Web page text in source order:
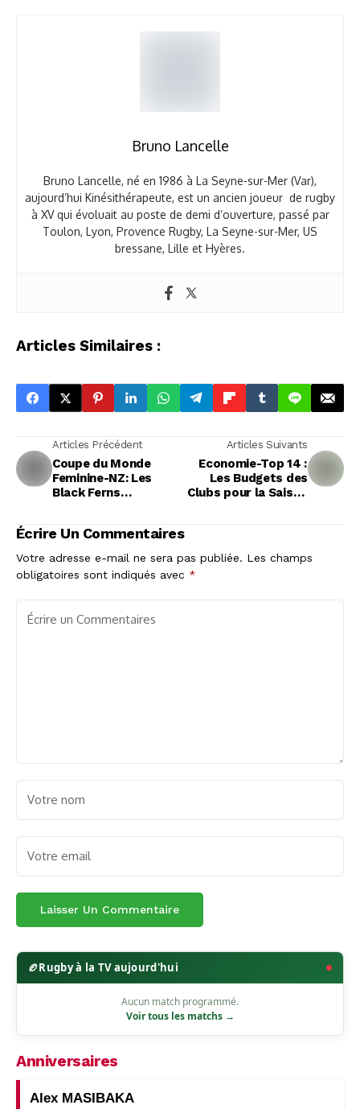
Bruno Lancelle
Bruno Lancelle, né en 1986 à La Seyne-sur-Mer (Var),
aujourd’hui Kinésithérapeute, est un ancien joueur de rugby
à XV qui évoluait au poste de demi d’ouverture, passé par
Toulon, Lyon, Provence Rugby, La Seyne-sur-Mer, US
bressane, Lille et Hyères.
Articles Similaires :
Articles Précédent
Coupe du Monde
Feminine-NZ: Les
Black Ferns
déplorent des
blessures
Articles Suivants
Economie-Top 14 :
Les Budgets des
Clubs pour la Saison
Écrire Un Commentaires
Votre adresse e-mail ne sera pas publiée. Les champs
obligatoires sont indiqués avec *
🏉Rugby à la TV aujourd'hui
Aucun match programmé.
Voir tous les matchs →
Anniversaires
Alex MASIBAKA